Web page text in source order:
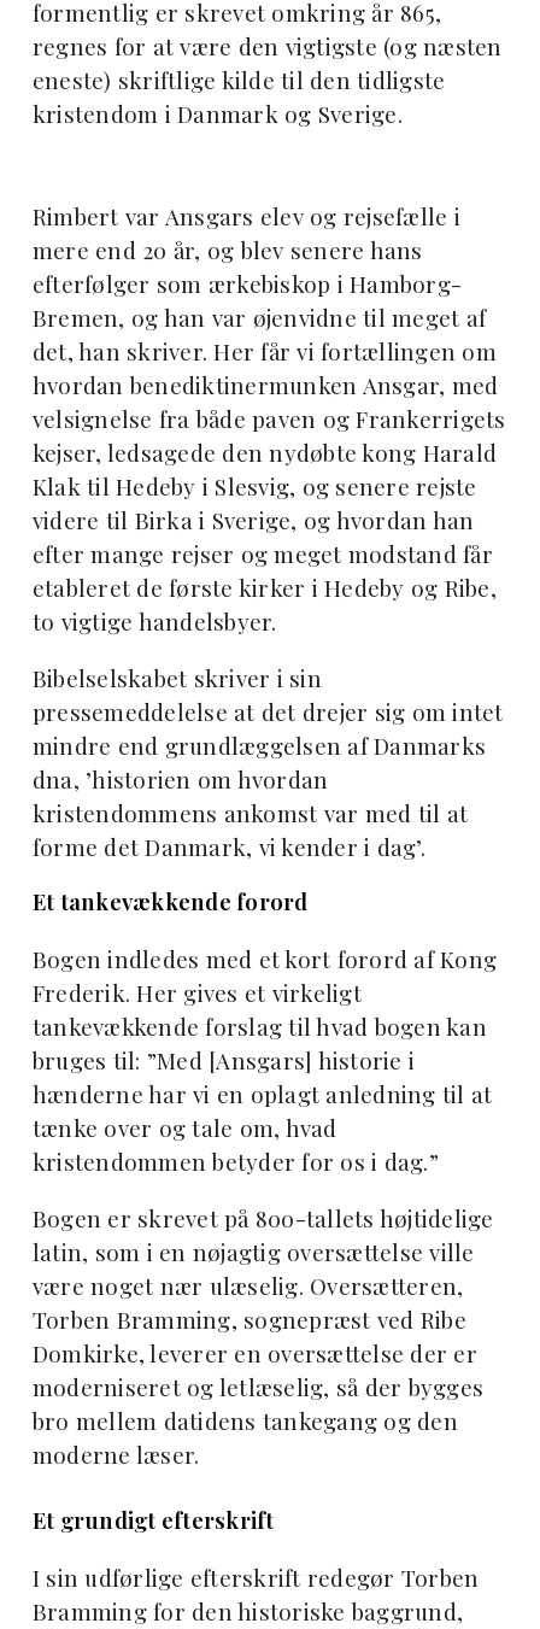
formentlig er skrevet omkring år 865,
regnes for at være den vigtigste (og næsten
eneste) skriftlige kilde til den tidligste
kristendom i Danmark og Sverige.
Rimbert var Ansgars elev og rejsefælle i
mere end 20 år, og blev senere hans
efterfølger som ærkebiskop i Hamborg-
Bremen, og han var øjenvidne til meget af
det, han skriver. Her får vi fortællingen om
hvordan benediktinermunken Ansgar, med
velsignelse fra både paven og Frankerrigets
kejser, ledsagede den nydøbte kong Harald
Klak til Hedeby i Slesvig, og senere rejste
videre til Birka i Sverige, og hvordan han
efter mange rejser og meget modstand får
etableret de første kirker i Hedeby og Ribe,
to vigtige handelsbyer.
Bibelselskabet skriver i sin
pressemeddelelse at det drejer sig om intet
mindre end grundlæggelsen af Danmarks
dna, ’historien om hvordan
kristendommens ankomst var med til at
forme det Danmark, vi kender i dag’.
Et tankevækkende forord
Bogen indledes med et kort forord af Kong
Frederik. Her gives et virkeligt
tankevækkende forslag til hvad bogen kan
bruges til: ”Med [Ansgars] historie i
hænderne har vi en oplagt anledning til at
tænke over og tale om, hvad
kristendommen betyder for os i dag.”
Bogen er skrevet på 800-tallets højtidelige
latin, som i en nøjagtig oversættelse ville
være noget nær ulæselig. Oversætteren,
Torben Bramming, sognepræst ved Ribe
Domkirke, leverer en oversættelse der er
moderniseret og letlæselig, så der bygges
bro mellem datidens tankegang og den
moderne læser.
Et grundigt efterskrift
I sin udførlige efterskrift redegør Torben
Bramming for den historiske baggrund,